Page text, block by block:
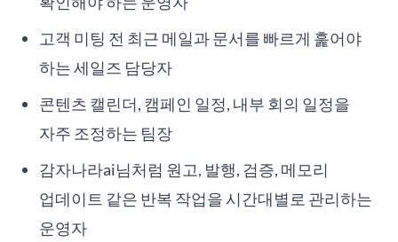
고객 미팅 전 최근 메일과 문서를 빠르게 훑어야
하는 세일즈 담당자
콘텐츠 캘린더, 캠페인 일정, 내부 회의 일정을
자주 조정하는 팀장
감자나라ai님처럼 원고, 발행, 검증, 메모리
업데이트 같은 반복 작업을 시간대별로 관리하는
운영자